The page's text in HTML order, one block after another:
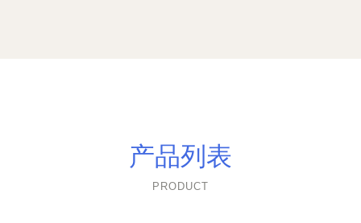
产品列表
PRODUCT